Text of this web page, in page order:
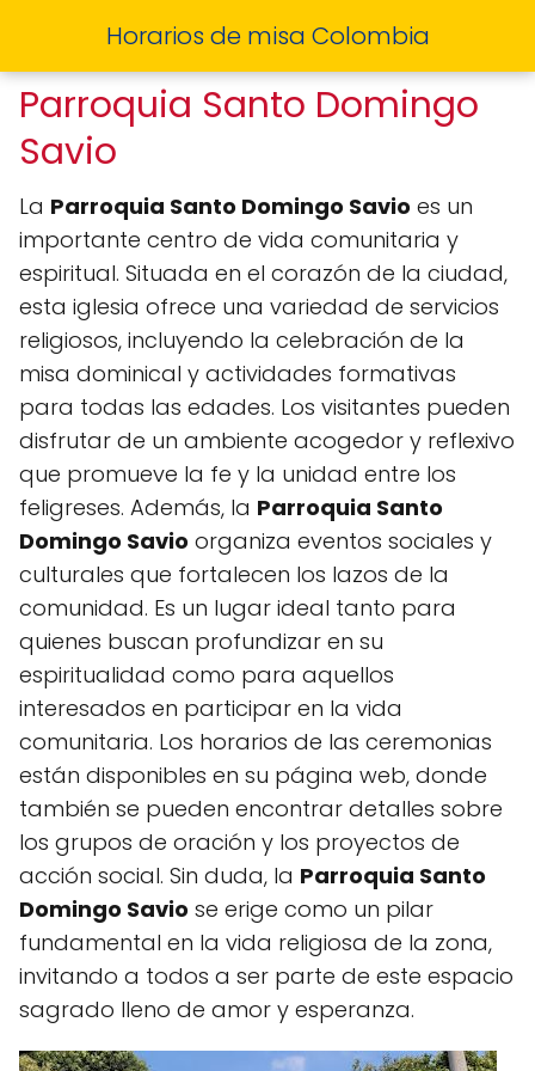
Horarios de misa Colombia
Parroquia Santo Domingo
Savio
La Parroquia Santo Domingo Savio es un
importante centro de vida comunitaria y
espiritual. Situada en el corazón de la ciudad,
esta iglesia ofrece una variedad de servicios
religiosos, incluyendo la celebración de la
misa dominical y actividades formativas
para todas las edades. Los visitantes pueden
disfrutar de un ambiente acogedor y reflexivo
que promueve la fe y la unidad entre los
feligreses. Además, la Parroquia Santo
Domingo Savio organiza eventos sociales y
culturales que fortalecen los lazos de la
comunidad. Es un lugar ideal tanto para
quienes buscan profundizar en su
espiritualidad como para aquellos
interesados en participar en la vida
comunitaria. Los horarios de las ceremonias
están disponibles en su página web, donde
también se pueden encontrar detalles sobre
los grupos de oración y los proyectos de
acción social. Sin duda, la Parroquia Santo
Domingo Savio se erige como un pilar
fundamental en la vida religiosa de la zona,
invitando a todos a ser parte de este espacio
sagrado lleno de amor y esperanza.